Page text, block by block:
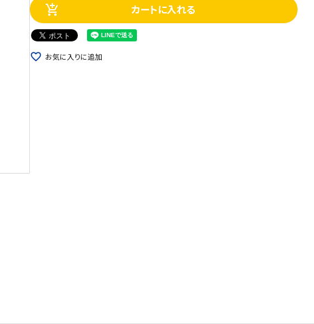
add_shopping_cart カートに入れる
favorite_border お気に入りに追加